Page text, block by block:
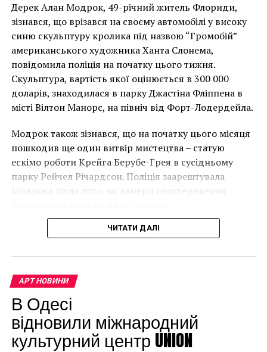
Чоловік позує під макетом чайки, яка ось-ось
накинеться на упаковку чіпсів – сюжет графіті, що
має ознаки вуличного художника Бенксі, на стіні в
Лоустофті на східному узбережжі Англії 8 серпня 2021
року. (Фото Джастіна Талліса / AFP)
В інтерв’ю “Таймс” пан Куттс сказав:
“Спочатку це було
неймовірно, але з
розвитком подій це
стало надзвичайно
впевнений, що Бенксі
усвідомлює
непередбачувані
наслідки для власників
будинків. Якби ми
могли повернути час
назад, ми б це
Дерек Алан Модрок, 49-річний житель Флориди,
зізнався, що врізався на своєму автомобілі у високу
синю скульптуру кролика під назвою “Громобій”
американського художника Ханта Слонема,
повідомила поліція на початку цього тижня.
Скульптура, вартість якої оцінюється в 300 000
доларів, знаходилася в парку Джастіна Фліппена в
місті Вілтон Манорс, на північ від Форт-Лодердейла.
Модрок також зізнався, що на початку цього місяця
пошкодив ще один витвір мистецтва – статую
ескімо роботи Крейга Берубе-Грея в сусідньому
парку Рейчел Річардсон. Поліція заарештувала
Модрока після того, як камери спостереження
ЧИТАТИ ДАЛІ
АРТ НОВИНИ
В Одесі
відновили міжнародний
культурний центр UNION